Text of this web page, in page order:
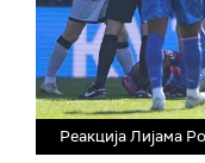
Реакција Лијама